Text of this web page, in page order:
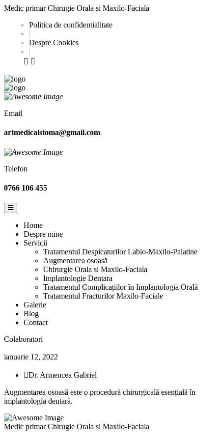
Medic primar Chirugie Orala si Maxilo-Faciala
Politica de confidentialitate
|
Despre Cookies
|
Email
artmedicalstoma@gmail.com
Telefon
0766 106 455
Home
Despre mine
Servicii
Tratamentul Despicaturilor Labio-Maxilo-Palatine
Augmentarea osoasă
Chirurgie Orala si Maxilo-Faciala
Implantologie Dentara
Tratamentul Complicațiilor în Implantologia Orală
Tratamentul Fracturilor Maxilo-Faciale
Galerie
Blog
Contact
Colaboratori
ianuarie 12, 2022
Dr. Armencea Gabriel
Augmentarea osoasă este o procedură chirurgicală esențială în
implantologia dentară.
Medic primar Chirugie Orala si Maxilo-Faciala